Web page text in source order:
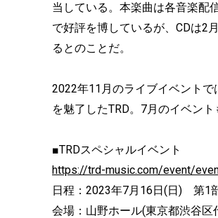
当している。本楽曲は各音楽配
で好評を博しているが、CDは2
るとのことだ。
2022年11月のライブイベント
を魅了したTRD。7月のイベン
■TRDスペシャルイベント
https://trd-music.com/event/
日程：2023年7月16日(日) 第1
会場：山野ホール(東京都渋谷区